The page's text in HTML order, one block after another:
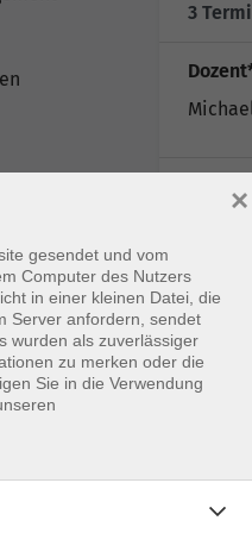
3
Online-
gesendet und vom
Computer des Nutzers
in einer kleinen Datei, die
Server anfordern, sendet
wurden als zuverlässiger
zu merken oder die
Sie in die Verwendung
×